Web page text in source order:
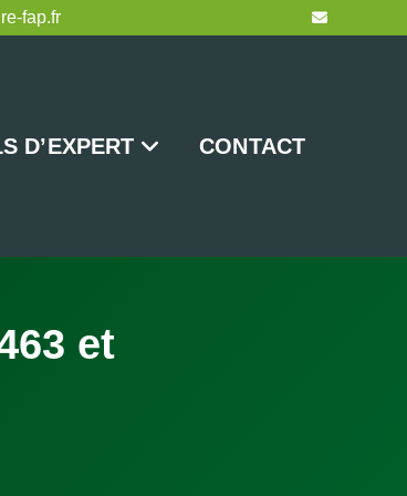
fap.fr
D’EXPERT CONTACT
et